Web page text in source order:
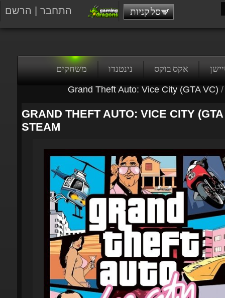
התחבר הרשם סל קניות
אקס בוקס נינטנדו משחקים
/
Grand Theft Auto: Vice City (GTA VC)
GRAND THEFT AUTO: VICE CITY (GTA
STEAM